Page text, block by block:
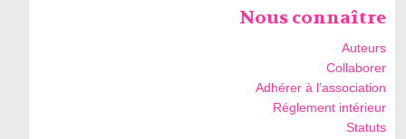
Nous connaître
Auteurs
Collaborer
Adhérer à l’association
Réglement intérieur
Statuts